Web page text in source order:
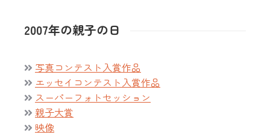
2007年の親子の日
写真コンテスト入賞作品
エッセイコンテスト入賞作品
スーパーフォトセッション
親子大賞
映像